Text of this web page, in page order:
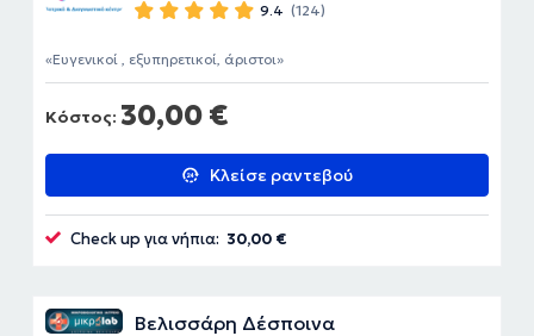
9.4 (124)
Κόστος: 30,00 €
Κλείσε ραντεβού
Ευγενικοί , εξυπηρετικοί, άριστοι
Check up για νήπια: 30,00 €
Βελισσάρη Δέσποινα